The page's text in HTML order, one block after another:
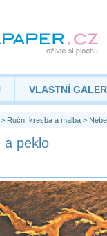
VLASTNÍ
> Ruční kresba a malba >
a peklo